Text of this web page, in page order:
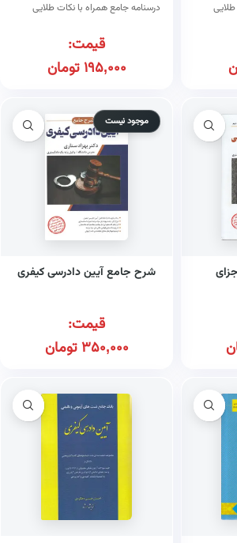
درسنامه جامع همراه با نکات طلایی
قیمت:
195,000تومان
موجود نیست
شرح جامع آیین دادرسی کیفری
قیمت:
350,000تومان